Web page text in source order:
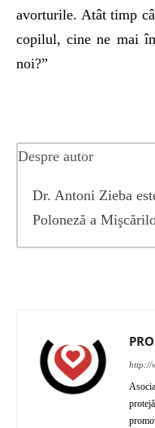
avorturile. Atât timp
copilul, cine ne mai
noi?”
Despre autor
Dr. Antoni Zieba
Poloneză a
http://